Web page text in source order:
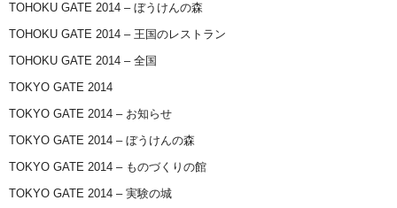
TOHOKU GATE 2014 – ぼうけんの森
TOHOKU GATE 2014 – 王国のレストラン
TOHOKU GATE 2014 – 全国
TOKYO GATE 2014
TOKYO GATE 2014 – お知らせ
TOKYO GATE 2014 – ぼうけんの森
TOKYO GATE 2014 – ものづくりの館
TOKYO GATE 2014 – 実験の城